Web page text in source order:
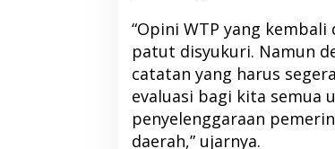
“Opini WTP yang
patut disyukuri. Namun
catatan yang harus
evaluasi bagi kita semua
penyelenggaraan
daerah,” ujarnya.